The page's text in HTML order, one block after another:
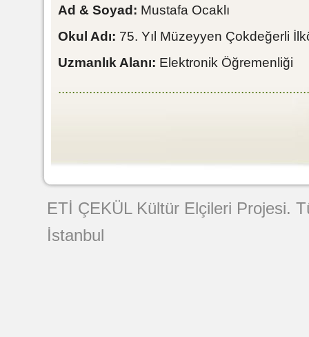
Ad & Soyad: Mustafa Ocaklı
Okul Adı: 75. Yıl Müzeyyen Çokdeğerli
Uzmanlık Alanı: Elektronik Öğremenliği
ETİ ÇEKÜL Kültür Elçileri Projesi.
İstanbul